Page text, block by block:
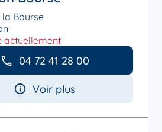
la Bourse
actuellement
04 72 41 28 00
Voir plus